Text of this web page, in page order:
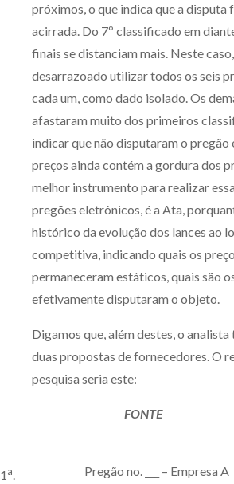
próximos, o que indica que a disputa
acirrada. Do 7º classificado em
finais se distanciam mais. Neste
desarrazoado utilizar todos os seis
cada um, como dado isolado. Os
afastaram muito dos primeiros
indicar que não disputaram o pregão
preços ainda contém a gordura dos
melhor instrumento para realizar
pregões eletrônicos, é a Ata,
histórico da evolução dos lances ao
competitiva, indicando quais os
permaneceram estáticos, quais são
efetivamente disputaram o objeto.
Digamos que, além destes, o
duas propostas de fornecedores. O
pesquisa seria este:
FONTE
1a.
Pregão no. ___ – Empresa A